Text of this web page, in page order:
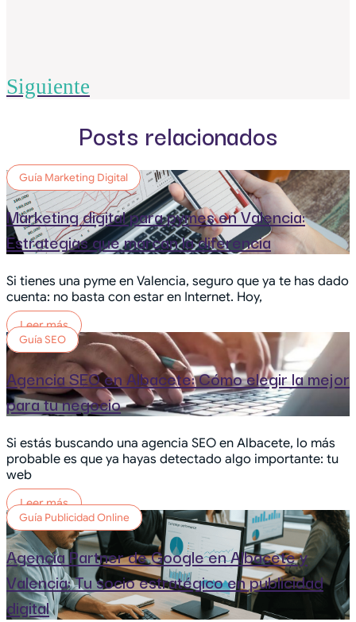
Siguiente
Posts relacionados
Guía Marketing Digital
Marketing digital para pymes en Valencia:
Estrategias que marcan la diferencia
Si tienes una pyme en Valencia, seguro que ya te has dado
cuenta: no basta con estar en Internet. Hoy,
Leer más
Guía SEO
Agencia SEO en Albacete: Cómo elegir la mejor
para tu negocio
Si estás buscando una agencia SEO en Albacete, lo más
probable es que ya hayas detectado algo importante: tu
web
Leer más
Guía Publicidad Online
Agencia Partner de Google en Albacete y
Valencia: Tu socio estratégico en publicidad
digital